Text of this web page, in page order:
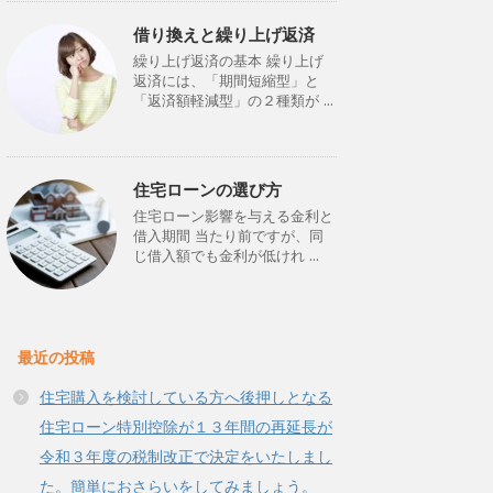
借り換えと繰り上げ返済
繰り上げ返済の基本 繰り上げ
返済には、「期間短縮型」と
「返済額軽減型」の２種類が ...
住宅ローンの選び方
住宅ローン影響を与える金利と
借入期間 当たり前ですが、同
じ借入額でも金利が低けれ ...
最近の投稿
住宅購入を検討している方へ後押しとなる
住宅ローン特別控除が１３年間の再延長が
令和３年度の税制改正で決定をいたしまし
た。簡単におさらいをしてみましょう。